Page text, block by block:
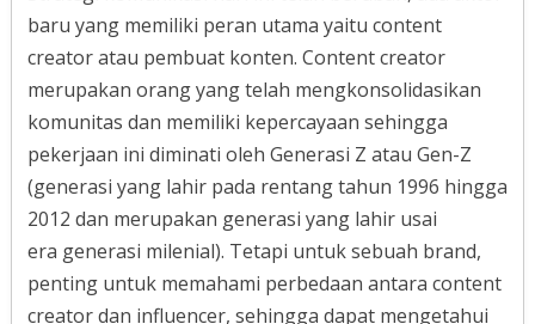
baru yang memiliki peran utama yaitu content
creator atau pembuat konten. Content creator
merupakan orang yang telah mengkonsolidasikan
komunitas dan memiliki kepercayaan sehingga
pekerjaan ini diminati oleh Generasi Z atau Gen-Z
(generasi yang lahir pada rentang tahun 1996 hingga
2012 dan merupakan generasi yang lahir usai
era generasi milenial). Tetapi untuk sebuah brand,
penting untuk memahami perbedaan antara content
creator dan influencer, sehingga dapat mengetahui